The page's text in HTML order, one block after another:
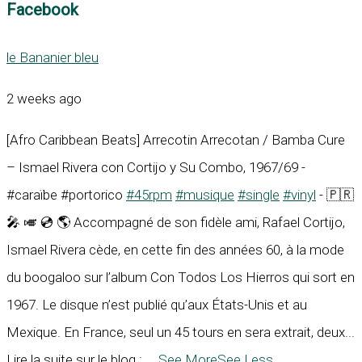
Facebook
le Bananier bleu
2 weeks ago
[Afro Caribbean Beats] Arrecotin Arrecotan / Bamba Cure
– Ismael Rivera con Cortijo y Su Combo, 1967/69 -
#caraïbe #portorico #45rpm #musique #single #vinyl - 🇵🇷
🎤 🎺 💿 🌎 Accompagné de son fidèle ami, Rafael Cortijo,
Ismael Rivera cède, en cette fin des années 60, à la mode
du boogaloo sur l’album Con Todos Los Hierros qui sort en
1967. Le disque n’est publié qu’aux États-Unis et au
Mexique. En France, seul un 45 tours en sera extrait, deux...